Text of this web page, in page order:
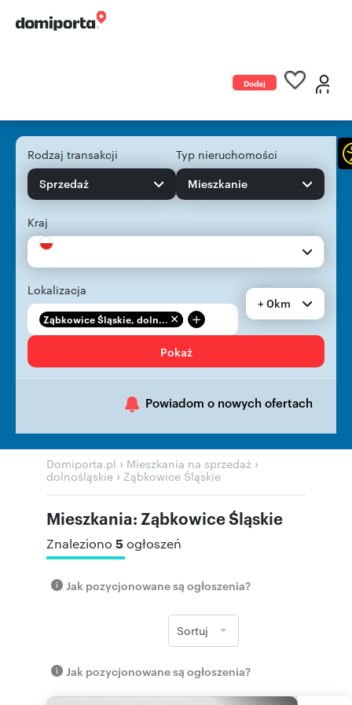
Dodaj
Rodzaj transakcji
Sprzedaż
Typ nieruchomości
Mieszkanie
Kraj
Lokalizacja
Ząbkowice Śląskie, doln... +
+ 0km
Pokaż
Powiadom o nowych ofertach
Domiporta.pl › Mieszkania na sprzedaż ›
dolnośląskie › Ząbkowice Śląskie
Mieszkania: Ząbkowice Śląskie
Znaleziono 5ogłoszeń
Jak pozycjonowane są ogłoszenia?
Sortuj
Jak pozycjonowane są ogłoszenia?